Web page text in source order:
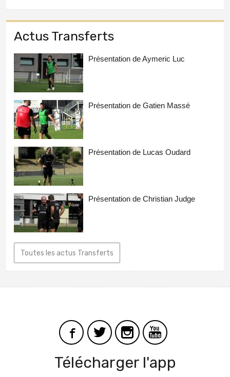
Actus Transferts
Présentation de Aymeric Luc
Présentation de Gatien Massé
Présentation de Lucas Oudard
Présentation de Christian Judge
Toutes les actus Transferts
Télécharger l'app